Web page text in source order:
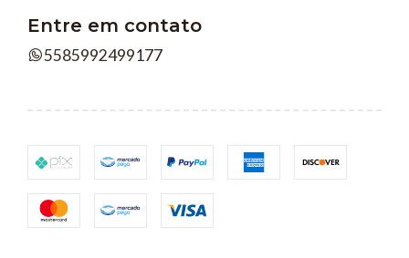
Entre em contato
5585992499177